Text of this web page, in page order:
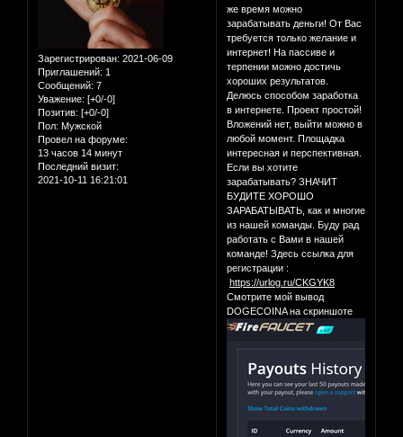
Зарегистрирован: 2021-06-09
Приглашений: 1
Сообщений: 7
Уважение: [+0/-0]
Позитив: [+0/-0]
Пол: Мужской
Провел на форуме:
13 часов 14 минут
Последний визит:
2021-10-11 16:21:01
же время можно
зарабатывать деньги! От Вас
требуется только желание и
интернет! На пассиве и
терпении можно достичь
хороших результатов.
Делюсь способом заработка
в интернете. Проект простой!
Вложений нет, выйти можно в
любой момент. Площадка
интересная и перспективная.
Если вы хотите
зарабатывать? ЗНАЧИТ
БУДИТЕ ХОРОШО
ЗАРАБАТЫВАТЬ, как и многие
из нашей команды. Буду рад
работать с Вами в нашей
команде! Здесь ссылка для
регистрации :
https://urlog.ru/CKGYK8
Смотрите мой вывод
DOGECOINA на скриншоте